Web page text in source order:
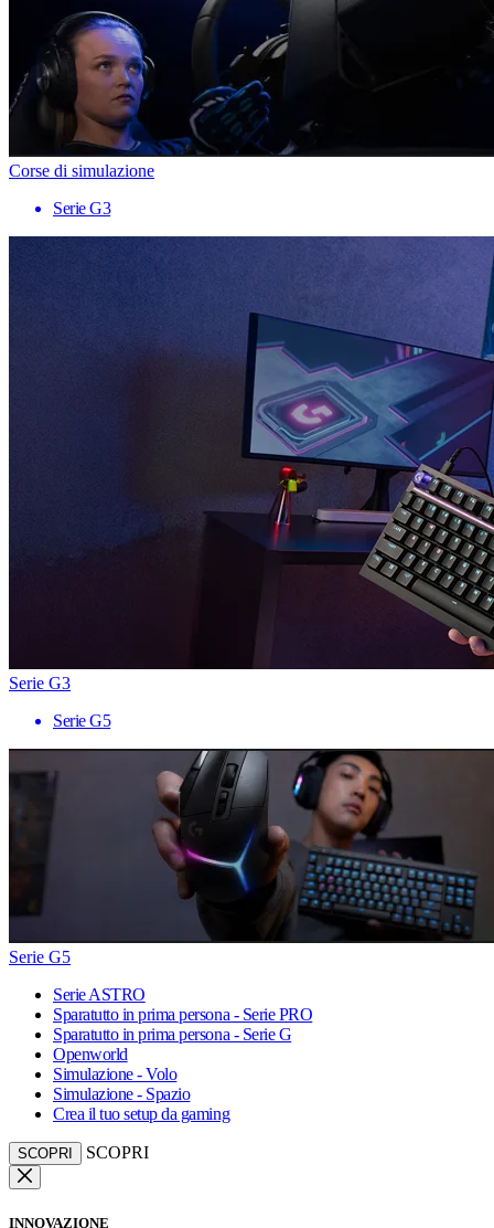
Corse di simulazione
Serie G3
Serie G3
Serie G5
Serie G5
Serie ASTRO
Sparatutto in prima persona - Serie PRO
Sparatutto in prima persona - Serie G
Openworld
Simulazione - Volo
Simulazione - Spazio
Crea il tuo setup da gaming
SCOPRI SCOPRI
INNOVAZIONE